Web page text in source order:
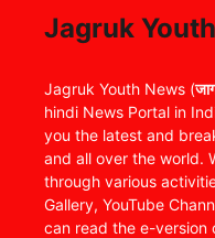
Jagruk
Jagruk Youth News (
hindi News Portal in
you the latest and
and all over the world.
through various
Gallery, YouTube
can read the e-version